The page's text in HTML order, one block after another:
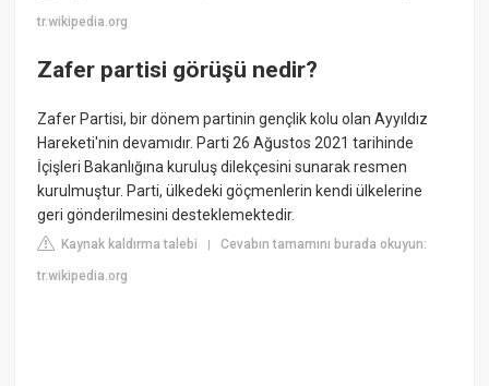
tr.wikipedia.org
Zafer partisi görüşü nedir?
Zafer Partisi, bir dönem partinin gençlik kolu olan Ayyıldız
Hareketi'nin devamıdır. Parti 26 Ağustos 2021 tarihinde
İçişleri Bakanlığına kuruluş dilekçesini sunarak resmen
kurulmuştur. Parti, ülkedeki göçmenlerin kendi ülkelerine
geri gönderilmesini desteklemektedir.
Kaynak kaldırma talebi |Cevabın tamamını burada okuyun:
tr.wikipedia.org